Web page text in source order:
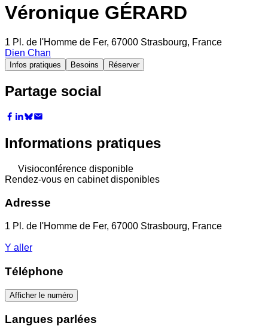
Véronique GÉRARD
1 Pl. de l'Homme de Fer, 67000 Strasbourg, France
Dien Chan
Infos pratiques Besoins Réserver
Partage social
Informations pratiques
Visioconférence disponible
Rendez-vous en cabinet disponibles
Adresse
1 Pl. de l'Homme de Fer, 67000 Strasbourg, France
Y aller
Téléphone
Afficher le numéro
Langues parlées